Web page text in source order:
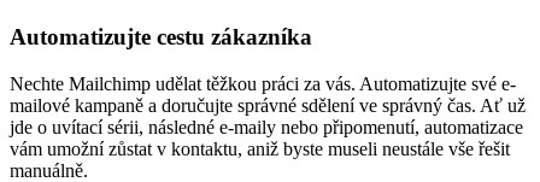
Automatizujte cestu zákazníka
Nechte Mailchimp udělat těžkou práci za vás. Automatizujte své e-
mailové kampaně a doručujte správné sdělení ve správný čas. Ať už
jde o uvítací sérii, následné e-maily nebo připomenutí, automatizace
vám umožní zůstat v kontaktu, aniž byste museli neustále vše řešit
manuálně.